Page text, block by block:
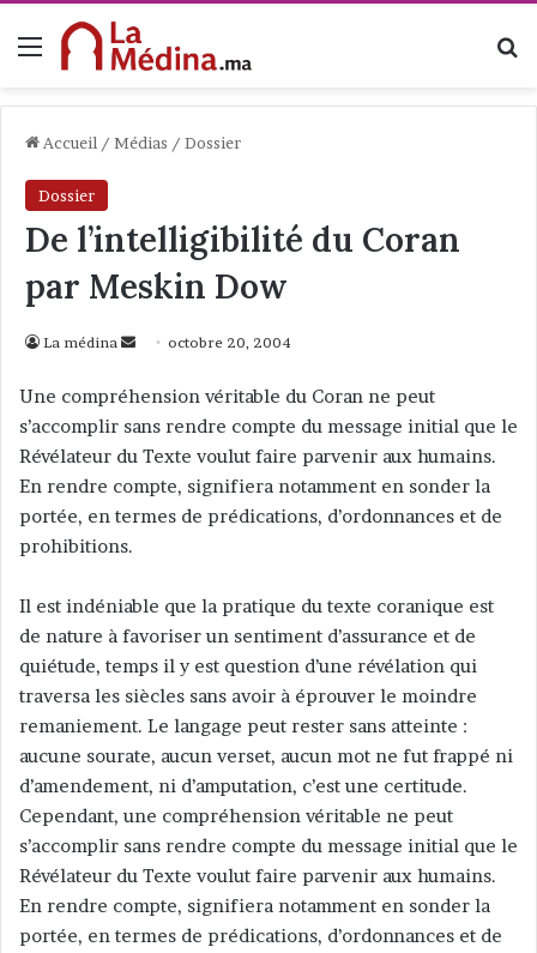
Menu
Accueil / Médias / Dossier
Dossier
De l’intelligibilité du Coran
par Meskin Dow
La médina
v
o
y
e
r
c
o
u
r
octobre 20, 2004
Une compréhension véritable du Coran ne peut
s’accomplir sans rendre compte du message initial que le
Révélateur du Texte voulut faire parvenir aux humains.
En rendre compte, signifiera notamment en sonder la
portée, en termes de prédications, d’ordonnances et de
prohibitions.
Il est indéniable que la pratique du texte coranique est
de nature à favoriser un sentiment d’assurance et de
quiétude, temps il y est question d’une révélation qui
traversa les siècles sans avoir à éprouver le moindre
remaniement. Le langage peut rester sans atteinte :
aucune sourate, aucun verset, aucun mot ne fut frappé ni
d’amendement, ni d’amputation, c’est une certitude.
Cependant, une compréhension véritable ne peut
s’accomplir sans rendre compte du message initial que le
Révélateur du Texte voulut faire parvenir aux humains.
En rendre compte, signifiera notamment en sonder la
portée, en termes de prédications, d’ordonnances et de